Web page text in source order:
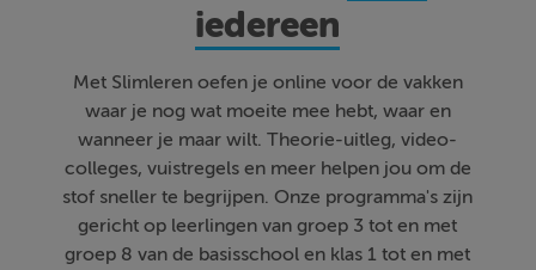
iedereen
Met Slimleren oefen je online voor de vakken
waar je nog wat moeite mee hebt, waar en
wanneer je maar wilt. Theorie-uitleg, video-
colleges, vuistregels en meer helpen jou om de
stof sneller te begrijpen. Onze programma's zijn
gericht op leerlingen van groep 3 tot en met
groep 8 van de basisschool en klas 1 tot en met